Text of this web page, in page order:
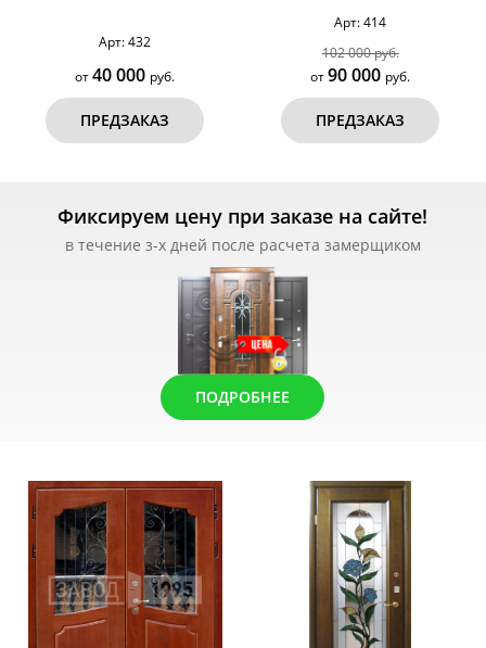
Арт: 432
от40 000 руб.
ПРЕДЗАКАЗ
Арт: 414
102 000 руб.
от90 000 руб.
ПРЕДЗАКАЗ
Фиксируем цену при заказе на сайте!
в течение з-х дней после расчета замерщиком
ПОДРОБНЕЕ